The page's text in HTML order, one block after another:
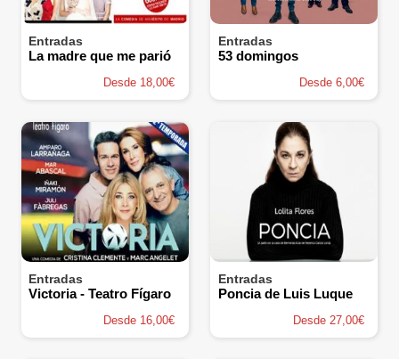
Entradas
La madre que me parió
Desde 18,00€
Entradas
53 domingos
Desde 6,00€
Entradas
Victoria - Teatro Fígaro
Desde 16,00€
Entradas
Poncia de Luis Luque
Desde 27,00€